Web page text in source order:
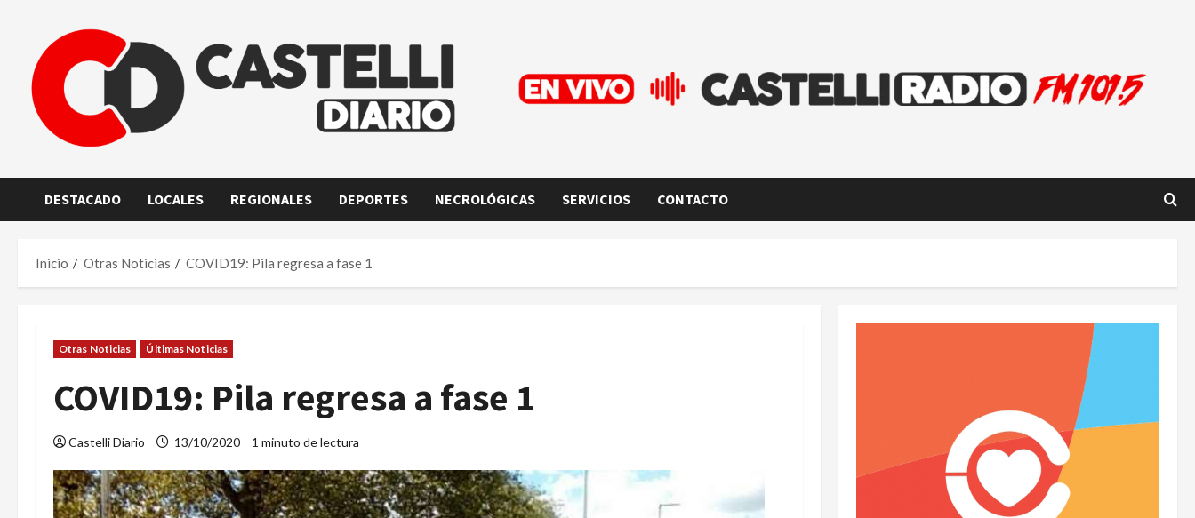
contenido
DESTACADO LOCALES REGIONALES DEPORTES NECROLÓGICAS SERVICIOS CONTACTO
Inicio Otras Noticias COVID19: Pila regresa a fase 1
Otras Noticias Últimas Noticias
COVID19: Pila regresa a fase 1
Castelli Diario 13/10/2020 1 minuto de lectura